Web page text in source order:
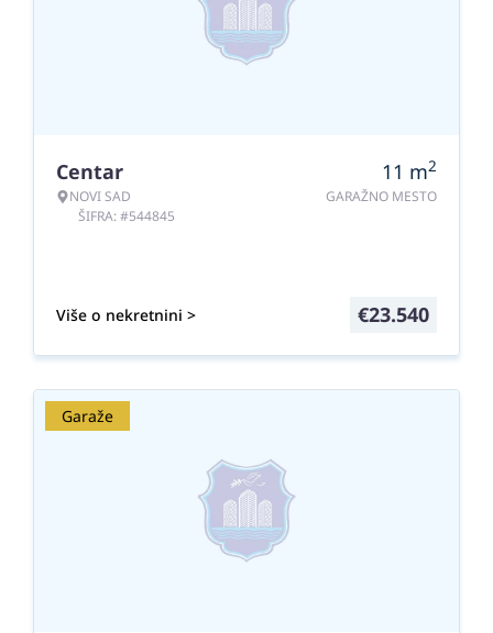
Centar
NOVI SAD
ŠIFRA: #544845
11 m2
GARAŽNO MESTO
Više o nekretnini > €23.540
Garaže